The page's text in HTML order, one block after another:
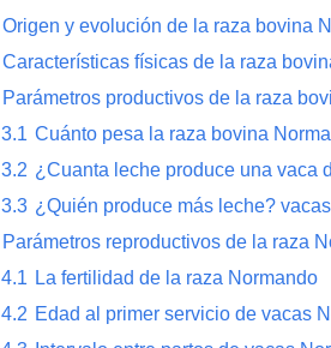
Origen y evolución de la raza bovina
Características físicas de la raza
Parámetros productivos de la raza
3.1 Cuánto pesa la raza bovina
3.2 ¿Cuanta leche produce una vaca
3.3 ¿Quién produce más leche?
Parámetros reproductivos de la raza
4.1 La fertilidad de la raza Normando
4.2 Edad al primer servicio de vacas